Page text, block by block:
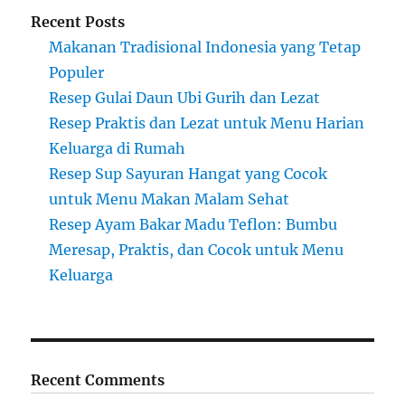
Recent Posts
Makanan Tradisional Indonesia yang Tetap
Populer
Resep Gulai Daun Ubi Gurih dan Lezat
Resep Praktis dan Lezat untuk Menu Harian
Keluarga di Rumah
Resep Sup Sayuran Hangat yang Cocok
untuk Menu Makan Malam Sehat
Resep Ayam Bakar Madu Teflon: Bumbu
Meresap, Praktis, dan Cocok untuk Menu
Keluarga
Recent Comments